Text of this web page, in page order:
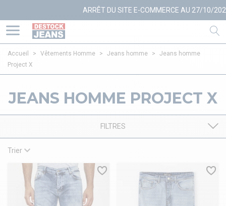
ARRÊT DU SITE E-COMMERCE AU 27/10/2025
Accueil > Vêtements Homme > Jeans homme >
Jeans homme
Project X
JEANS HOMME PROJECT X
FILTRES
Trier